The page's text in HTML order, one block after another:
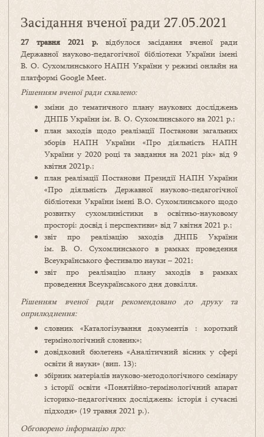
Засідання вченої ради 27.05.2021
27 травня 2021 р. відбулося засідання вченої ради
Державної науково-педагогічної бібліотеки України імені
В. О. Сухомлинського НАПН України у режимі онлайн на
платформі Google Meet.
Рішенням вченої ради схвалено:
зміни до тематичного плану наукових досліджень
ДНПБ України ім. В. О. Сухомлинського на 2021 р.;
план заходів щодо реалізації Постанови загальних
зборів НАПН України «Про діяльність НАПН
України у 2020 році та завдання на 2021 рік» від 9
квітня 2021р.;
план реалізації Постанови Президії НАПН України
«Про діяльність Державної науково-педагогічної
бібліотеки України імені В.О. Сухомлинського щодо
розвитку сухомлиністики в освітньо-науковому
просторі: досвід і перспективи» від 7 квітня 2021 р.;
звіт про реалізацію заходів ДНПБ України
ім. В. О. Сухомлинського в рамках проведення
Всеукраїнського фестивалю науки – 2021;
звіт про реалізацію плану заходів в рамках
проведення Всеукраїнського дня довкілля.
Рішенням вченої ради рекомендовано до друку та
оприлюднення:
словник «Каталогізування документів : короткий
термінологічний словник»;
довідковий бюлетень «Аналітичний вісник у сфері
освіти й науки» (вип. 13);
збірник матеріалів науково-методологічного семінару
з історії освіти «Понятійно-термінологічний апарат
історико-педагогічних досліджень: історія і сучасні
підходи» (19 травня 2021 р.).
Обговорено інформацію про: